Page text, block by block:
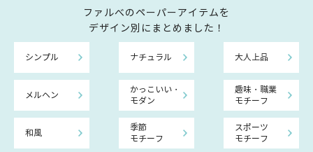
ファルべのペーパーアイテムを
デザイン別にまとめました！
シンプル ナチュラル 大人上品
メルヘン
かっこいい・
モダン
趣味・職業
モチーフ
和風
季節
モチーフ
スポーツ
モチーフ